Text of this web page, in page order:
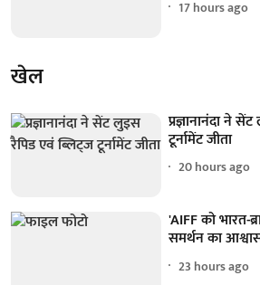
17 hours ago
खेल
प्रज्ञानानंदा ने
टूर्नामेंट जीता
20 hours ago
'AIFF को भारत-
समर्थन का
23 hours ago